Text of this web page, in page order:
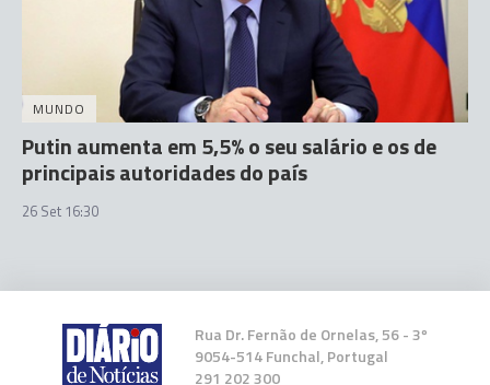
MUNDO
Putin aumenta em 5,5% o seu salário e os de
principais autoridades do país
26 Set 16:30
Rua Dr. Fernão de Ornelas, 56 - 3º
9054-514 Funchal, Portugal
291 202 300